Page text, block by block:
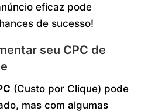
eficaz pode
de sucesso!
seu CPC de
(Custo por Clique) pode
mas com algumas